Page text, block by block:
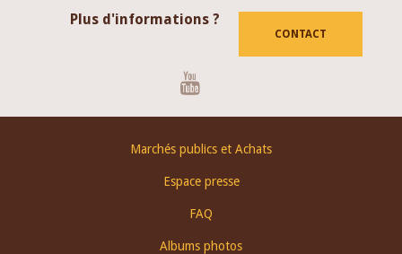
Plus d'informations ?
CONTACT
Marchés publics et Achats
Espace presse
FAQ
Albums photos